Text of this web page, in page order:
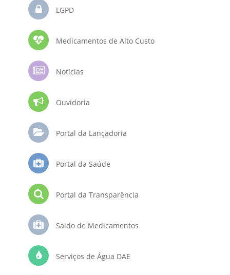
LGPD
Medicamentos de Alto Custo
Notícias
Ouvidoria
Portal da Lançadoria
Portal da Saúde
Portal da Transparência
Saldo de Medicamentos
Serviços de Água DAE